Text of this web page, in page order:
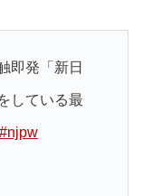
即発「新日
している最
#njpw